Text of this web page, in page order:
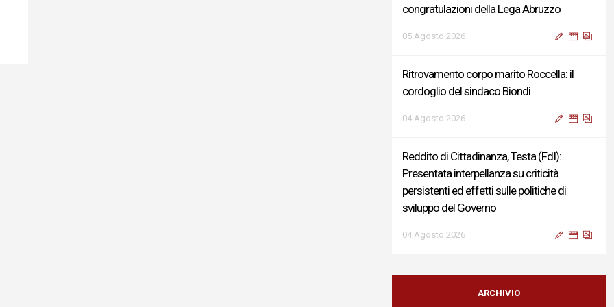
congratulazioni della Lega Abruzzo
05 Agosto 2026
Ritrovamento corpo marito Roccella: il
cordoglio del sindaco Biondi
04 Agosto 2026
Reddito di Cittadinanza, Testa (FdI):
Presentata interpellanza su criticità
persistenti ed effetti sulle politiche di
sviluppo del Governo
04 Agosto 2026
Sigismondi, Liris e Testa: “Profondo
cordoglio e vicinanza al Ministro Roccella e
ARCHIVIO